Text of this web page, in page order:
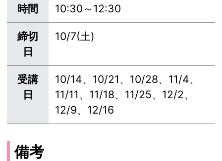
時間 10:30～12:30
締切
日
10/7(土)
受講
日
10/14、10/21、10/28、11/4、
11/11、11/18、11/25、12/2、
12/9、12/16
備考